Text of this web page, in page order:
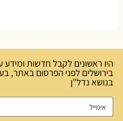
היו ראשונים לקבל חדשות ומידע
בירושלים לפני הפרסום באתר,
בנושא נדל"ן